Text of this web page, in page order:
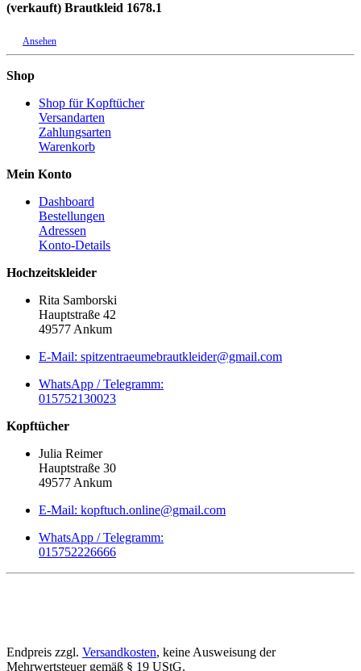
(verkauft) Brautkleid 1678.1
Ansehen
Shop
Shop für Kopftücher
Versandarten
Zahlungsarten
Warenkorb
Mein Konto
Dashboard
Bestellungen
Adressen
Konto-Details
Hochzeitskleider
Rita Samborski
Hauptstraße 42
49577 Ankum
E-Mail: spitzentraeumebrautkleider@gmail.com
WhatsApp / Telegramm:
015752130023
Kopftücher
Julia Reimer
Hauptstraße 30
49577 Ankum
E-Mail: kopftuch.online@gmail.com
WhatsApp / Telegramm:
015752226666
Endpreis zzgl. Versandkosten, keine Ausweisung der
Mehrwertsteuer gemäß § 19 UStG.